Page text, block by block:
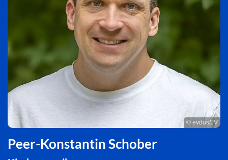
© evdus/JV
Peer-Konstantin Schober